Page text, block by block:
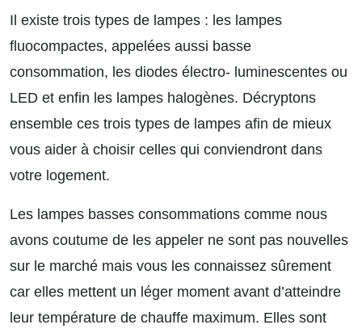
Il existe trois types de lampes : les lampes
fluocompactes, appelées aussi basse
consommation, les diodes électro- luminescentes ou
LED et enfin les lampes halogènes. Décryptons
ensemble ces trois types de lampes afin de mieux
vous aider à choisir celles qui conviendront dans
votre logement.
Les lampes basses consommations comme nous
avons coutume de les appeler ne sont pas nouvelles
sur le marché mais vous les connaissez sûrement
car elles mettent un léger moment avant d’atteindre
leur température de chauffe maximum. Elles sont